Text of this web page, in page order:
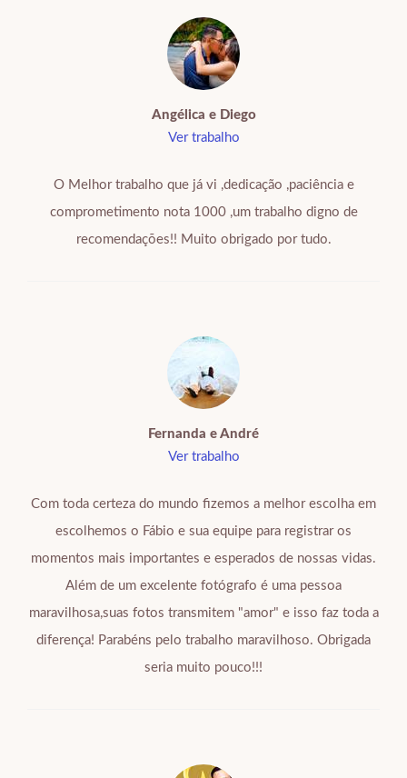
O Melhor trabalho que já vi ,dedicação ,paciência e
comprometimento nota 1000 ,um trabalho digno de
recomendações!! Muito obrigado por tudo.
Angélica e Diego
Ver trabalho
Com toda certeza do mundo fizemos a melhor escolha em
escolhemos o Fábio e sua equipe para registrar os
momentos mais importantes e esperados de nossas vidas.
Além de um excelente fotógrafo é uma pessoa
maravilhosa,suas fotos transmitem "amor" e isso faz toda a
diferença! Parabéns pelo trabalho maravilhoso. Obrigada
seria muito pouco!!!
Fernanda e André
Ver trabalho